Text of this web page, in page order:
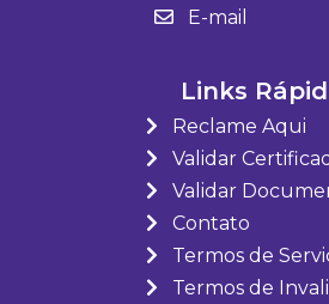
E-mail
Links
Reclame Aqui
Validar
Validar
Contato
Termos de
Termos de